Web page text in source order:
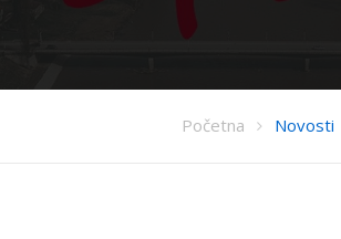
Početna Novosti